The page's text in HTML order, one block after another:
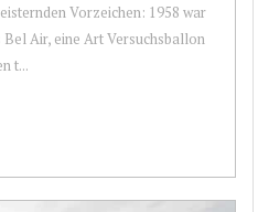
Vorzeichen: 1958 war
Air, eine Art Versuchsballon
t...